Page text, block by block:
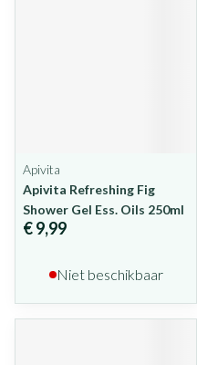
Apivita
Apivita Refreshing Fig
Shower Gel Ess. Oils 250ml
€ 9,99
Niet beschikbaar